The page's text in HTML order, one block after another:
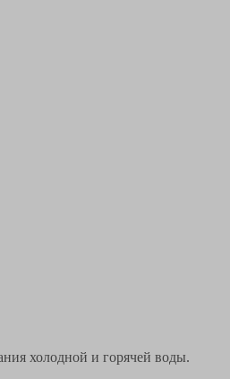
холодной и горячей воды.